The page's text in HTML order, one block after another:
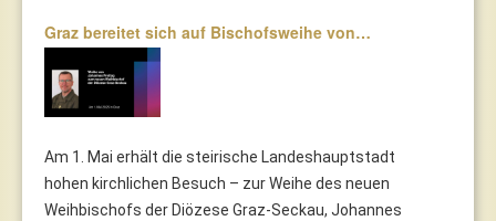
Graz bereitet sich auf Bischofsweihe von…
Am 1. Mai erhält die steirische Landeshauptstadt
hohen kirchlichen Besuch – zur Weihe des neuen
Weihbischofs der Diözese Graz-Seckau, Johannes